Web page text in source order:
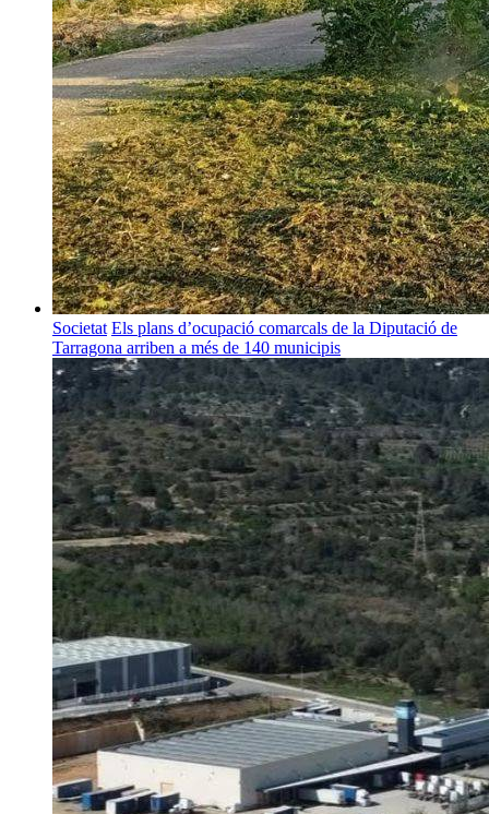
Societat Els plans d’ocupació comarcals de la Diputació de
Tarragona arriben a més de 140 municipis